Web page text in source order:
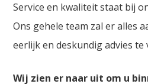
Service en kwaliteit staat bij
Ons gehele team zal er alles
eerlijk en deskundig advies te
Wij zien er naar uit om u